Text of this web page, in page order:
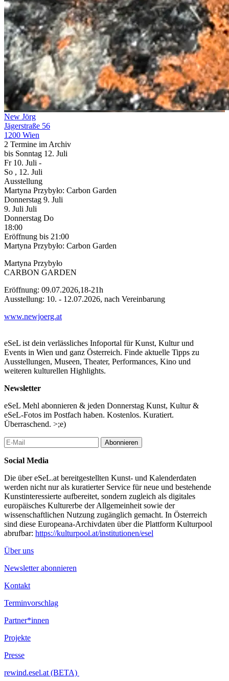
New Jörg
Jägerstraße 56
1200 Wien
2 Termine im Archiv
bis Sonntag 12. Juli
Fr 10. Juli -
So , 12. Juli
Ausstellung
Martyna Przybyło: Carbon Garden
Donnerstag 9. Juli
9. Juli Juli
Donnerstag Do
18:00
Eröffnung bis 21:00
Martyna Przybyło: Carbon Garden
Martyna Przybyło
CARBON GARDEN
Eröffnung: 09.07.2026,18-21h
Ausstellung: 10. - 12.07.2026, nach Vereinbarung
www.newjoerg.at
eSeL ist dein verlässliches Infoportal für Kunst, Kultur und
Events in Wien und ganz Österreich. Finde aktuelle Tipps zu
Ausstellungen, Museen, Theater, Performances, Kino und
weiteren kulturellen Highlights.
Newsletter
eSeL Mehl abonnieren & jeden Donnerstag Kunst, Kultur &
eSeL-Fotos im Postfach haben. Kostenlos. Kuratiert.
Überraschend. >;e)
Abonnieren
Social Media
Die über eSeL.at bereitgestellten Kunst- und Kalenderdaten
werden nicht nur als kuratierter Service für neue und bestehende
Kunstinteressierte aufbereitet, sondern zugleich als digitales
europäisches Kulturerbe der Allgemeinheit sowie der
wissenschaftlichen Nutzung zugänglich gemacht. In Österreich
sind diese Europeana-Archivdaten über die Plattform Kulturpool
abrufbar: https://kulturpool.at/institutionen/esel
Über uns
Newsletter abonnieren
Kontakt
Terminvorschlag
Partner*innen
Projekte
Presse
rewind.esel.at (BETA)